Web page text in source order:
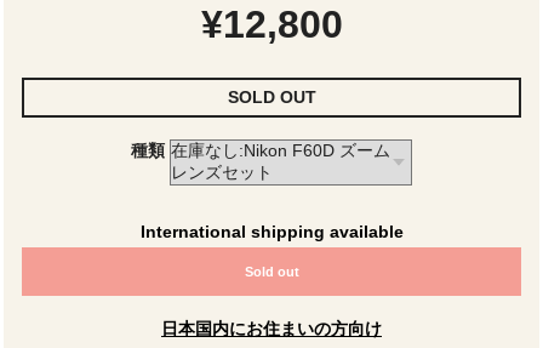
¥12,800
SOLD OUT
種類
International shipping available
Sold out
日本国内にお住まいの方向け